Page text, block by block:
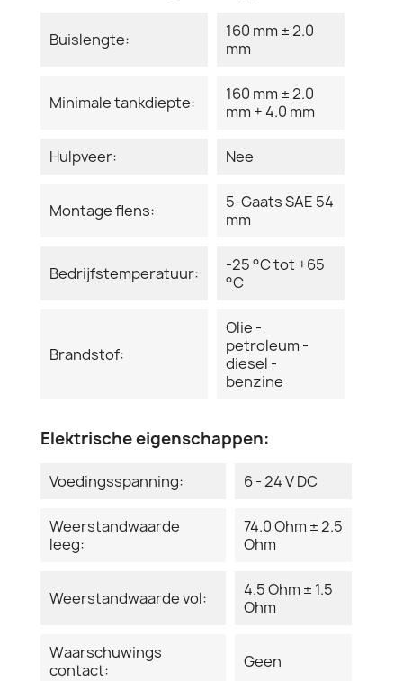
Buislengte:
160 mm ± 2.0
mm
Minimale tankdiepte:
160 mm ± 2.0
mm + 4.0 mm
Hulpveer: Nee
Montage flens:
5-Gaats SAE 54
mm
Bedrijfstemperatuur:
-25 °C tot +65
°C
Brandstof:
Olie -
petroleum -
diesel -
benzine
Elektrische eigenschappen:
Voedingsspanning: 6 - 24 V DC
Weerstandwaarde
leeg:
74.0 Ohm ± 2.5
Ohm
Weerstandwaarde vol:
4.5 Ohm ± 1.5
Ohm
Waarschuwings
contact:
Geen